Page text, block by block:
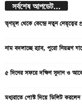
সর্বশেষ আপডেট...
তৃণমূল থেকে কেন্দ্রে নতুন নেতৃত্বের
নাম বদলাচ্ছে র‌্যাব, পুরো নিয়ন্ত্রণ
৫ দিনের সফরে দক্ষিণ সুদান ও
মধ্যরাতে পোস্ট দিয়ে ডিলিট